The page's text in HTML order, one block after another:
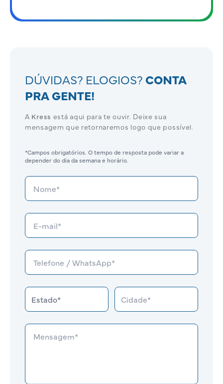
DÚVIDAS? ELOGIOS? CONTA
PRA GENTE!
A Kress está aqui para te ouvir. Deixe sua
mensagem que retornaremos logo que possível.
*Campos obrigatórios. O tempo de resposta pode variar a
depender do dia da semana e horário.